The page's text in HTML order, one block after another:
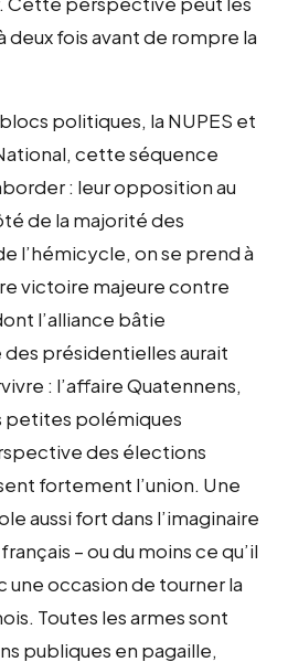
deux fois avant de rompre la
politiques, la NUPES et
cette séquence
: leur opposition au
de la majorité des
l’hémicycle, on se prend à
victoire majeure contre
l’alliance bâtie
des présidentielles aurait
: l’affaire Quatennens,
petites polémiques
des élections
fortement l’union. Une
aussi fort dans l’imaginaire
– ou du moins ce qu’il
une occasion de tourner la
Toutes les armes sont
publiques en pagaille,